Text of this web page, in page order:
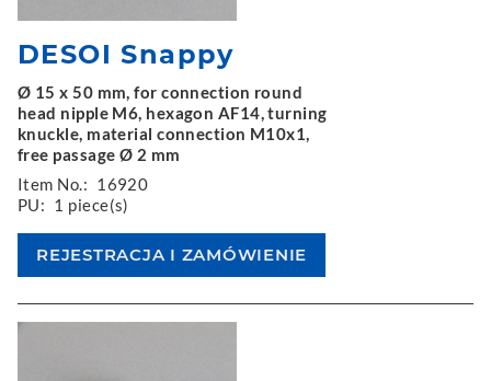
DESOI Snappy
Ø 15 x 50 mm, for connection round
head nipple M6, hexagon AF14, turning
knuckle, material connection M10x1,
free passage Ø 2 mm
Item No.: 16920
PU: 1 piece(s)